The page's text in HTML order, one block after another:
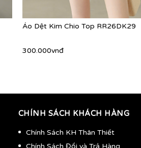
Áo Dệt Kim Chio Top RR26DK29
300.000vnđ
CHÍNH SÁCH KHÁCH HÀNG
Chính Sách KH Thân Thiết
Chính Sách Đổi và Trả Hàng